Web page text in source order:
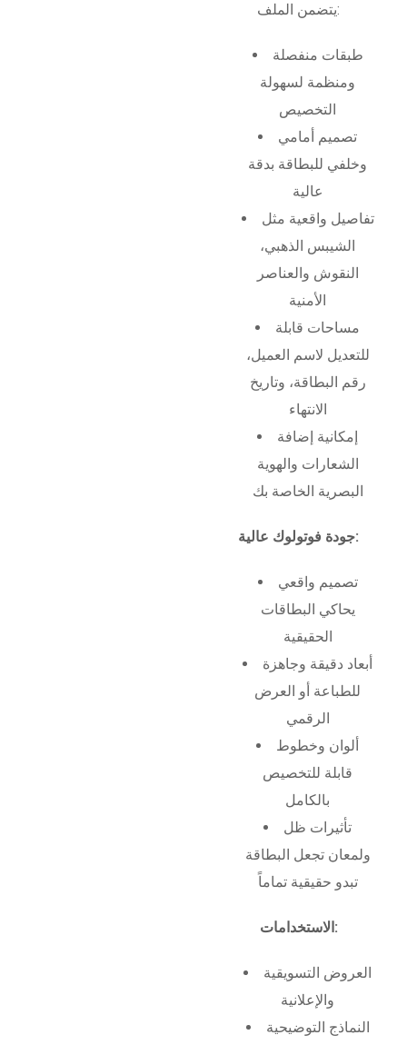
يتضمن الملف:
طبقات منفصلة
ومنظمة لسهولة
التخصيص
تصميم أمامي
وخلفي للبطاقة بدقة
عالية
تفاصيل واقعية مثل
الشيبس الذهبي،
النقوش والعناصر
الأمنية
مساحات قابلة
للتعديل لاسم العميل،
رقم البطاقة، وتاريخ
الانتهاء
إمكانية إضافة
الشعارات والهوية
البصرية الخاصة بك
جودة فوتولوك عالية:
تصميم واقعي
يحاكي البطاقات
الحقيقية
أبعاد دقيقة وجاهزة
للطباعة أو العرض
الرقمي
ألوان وخطوط
قابلة للتخصيص
بالكامل
تأثيرات ظل
ولمعان تجعل البطاقة
تبدو حقيقية تماماً
الاستخدامات:
العروض التسويقية
والإعلانية
النماذج التوضيحية